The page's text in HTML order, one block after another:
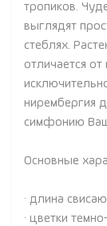
тропиков.
выглядят
стеблях.
отличается
нирембергия
симфонию
Основные
· длина
· цветки